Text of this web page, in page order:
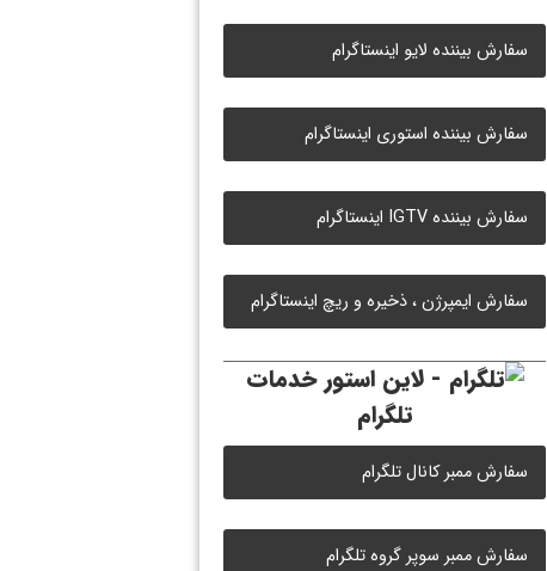
سفارش بیننده لایو اینستاگرام
سفارش بیننده استوری اینستاگرام
سفارش بیننده IGTV اینستاگرام
سفارش ایمپرژن ، ذخیره و ریچ اینستاگرام
خدمات
تلگرام
سفارش ممبر کانال تلگرام
سفارش ممبر سوپر گروه تلگرام